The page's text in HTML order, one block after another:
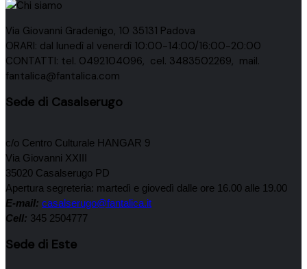
Via Giovanni Gradenigo, 10 35131 Padova
ORARI: dal lunedì al venerdì 10:00-14:00/16:00-20:00
CONTATTI: tel. 0492104096, cel. 3483502269, mail.
fantalica@fantalica.com
Sede di Casalserugo
c/o Centro Culturale HANGAR 9
Via Giovanni XXIII
35020 Casalserugo PD
Apertura segreteria: martedì e giovedì dalle ore 16.00 alle 19.00
E-mail: casalserugo@fantalica.it
Cell: 345 2504777
Sede di Este